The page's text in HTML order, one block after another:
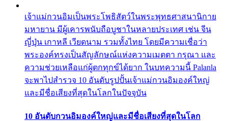
เจ้าแม่กวนอิมเป็นพระโพธิสัตว์ในพระพุทธศาสนานิกาย
มหายาน มีผู้เคารพนับถือบูชาในหลายประเทศ เช่น จีน
ญี่ปุ่น เกาหลี เวียดนาม รวมทั้งไทย โดยมีความเชื่อว่า
พระองค์ทรงเป็นสัญลักษณ์แห่งความเมตตา กรุณา และ
ความช่วยเหลือแก่ผู้ตกทุกข์ได้ยาก ในบทความนี้ Palanla
จะพาไปสำรวจ 10 อันดับรูปปั้นเจ้าแม่กวนอิมองค์ใหญ่
และมีชื่อเสียงที่สุดในโลกในปัจจุบัน
10 อันดับกวนอิมองค์ใหญ่และมีชื่อเสียงที่สุดในโลก